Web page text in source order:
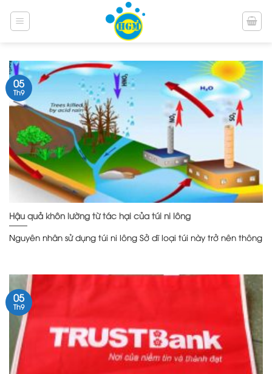
qua
Hậu quả khôn lường từ tác hại của túi ni lông
Nguyên nhân sử dụng túi ni lông Sở dĩ loại túi này trở nên thông
05
Th9
05
Th9